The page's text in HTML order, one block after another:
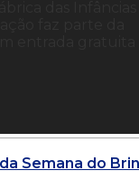
Semana do